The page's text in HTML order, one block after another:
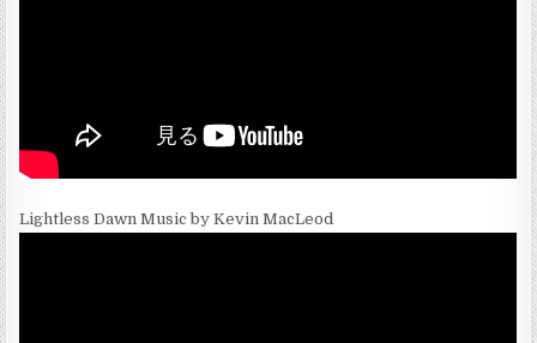
Lightless Dawn Music by Kevin MacLeod